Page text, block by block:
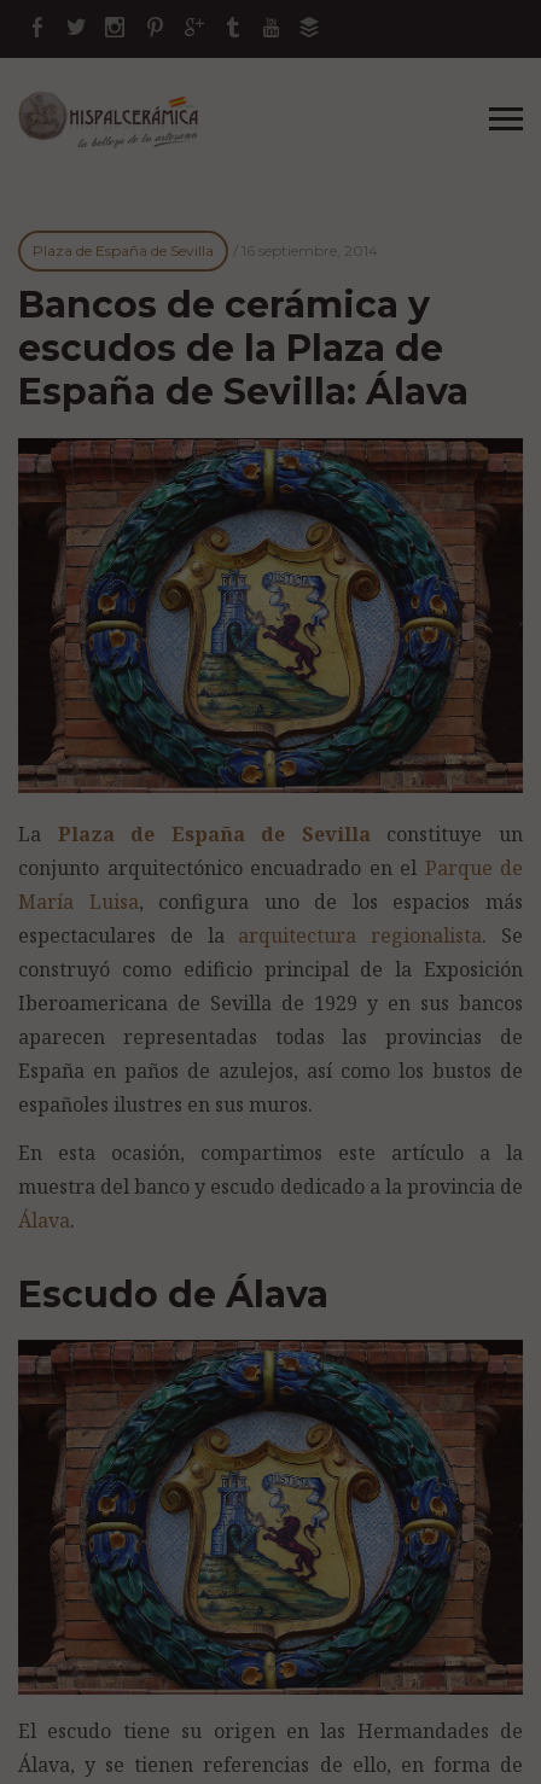
Plaza de España de Sevilla / 16 septiembre, 2014
Bancos de cerámica y
escudos de la Plaza de
España de Sevilla: Álava
La Plaza de España de Sevillaconstituye un
conjunto arquitectónico encuadrado en el Parque de
María Luisa, configura uno de los espacios más
espectaculares de la arquitectura regionalista. Se
construyó como edificio principal de la Exposición
Iberoamericana de Sevilla de 1929 y en sus bancos
aparecen representadas todas las provincias de
España en paños de azulejos, así como los bustos de
españoles ilustres en sus muros.
En esta ocasión, compartimos este artículo a la
muestra del banco y escudo dedicado a la provincia de
Álava.
Escudo de Álava
El escudo tiene su origen en las Hermandades de
Álava, y se tienen referencias de ello, en forma de